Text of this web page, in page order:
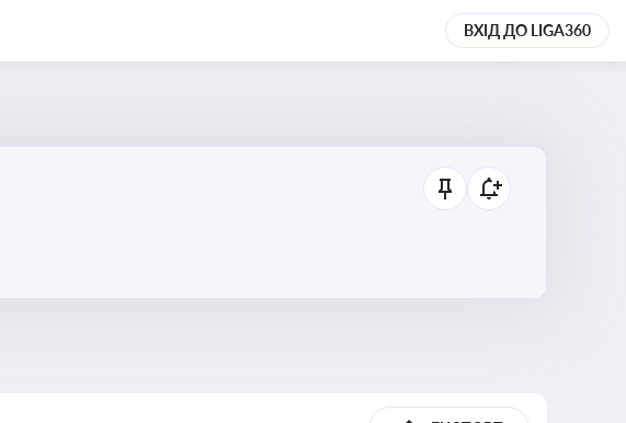
ВХІД ДО LIGA360